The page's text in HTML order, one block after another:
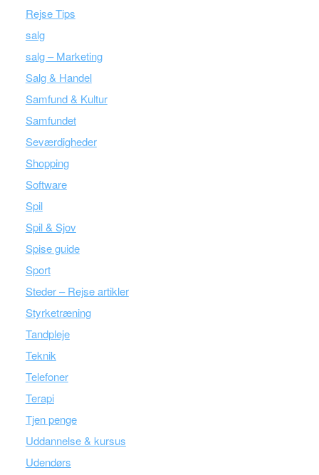
Rejse Tips
salg
salg – Marketing
Salg & Handel
Samfund & Kultur
Samfundet
Seværdigheder
Shopping
Software
Spil
Spil & Sjov
Spise guide
Sport
Steder – Rejse artikler
Styrketræning
Tandpleje
Teknik
Telefoner
Terapi
Tjen penge
Uddannelse & kursus
Udendørs